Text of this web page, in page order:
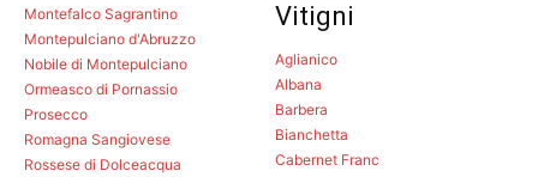
Montefalco Sagrantino
Montepulciano d'Abruzzo
Nobile di Montepulciano
Ormeasco di Pornassio
Prosecco
Romagna Sangiovese
Rossese di Dolceacqua
Vitigni
Aglianico
Albana
Barbera
Bianchetta
Cabernet Franc